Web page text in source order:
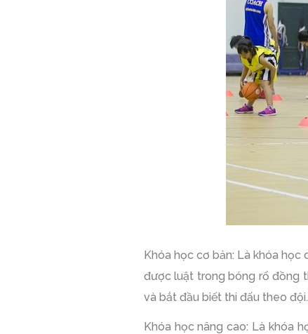
Khóa học cơ bản: Là khóa
được luật trong bóng rổ đồng
và bắt đầu biết thi đấu theo đội.
Khóa học nâng cao: Là khóa